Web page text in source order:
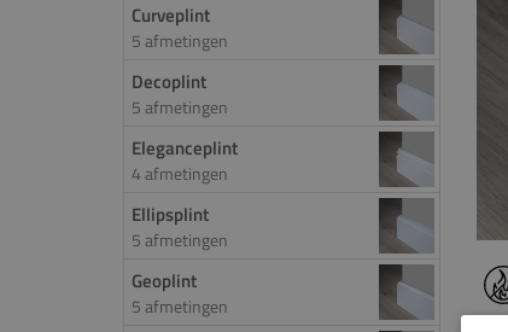
Curveplint
5 afmetingen
Decoplint
5 afmetingen
Eleganceplint
4 afmetingen
Ellipsplint
5 afmetingen
Geoplint
5 afmetingen